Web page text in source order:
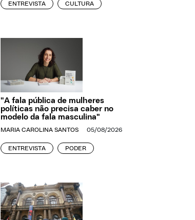
ENTREVISTA CULTURA
"A fala pública de mulheres
políticas não precisa caber no
modelo da fala masculina"
MARIA CAROLINA SANTOS 05/08/2026
ENTREVISTA PODER